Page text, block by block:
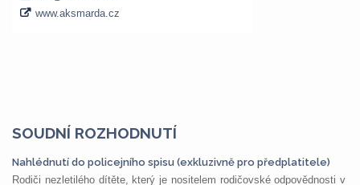
SOUDNÍ ROZHODNUTÍ
Nahlédnutí do policejního spisu (exkluzivně pro předplatitele)
Rodiči nezletilého dítěte, který je nositelem rodičovské odpovědnosti v